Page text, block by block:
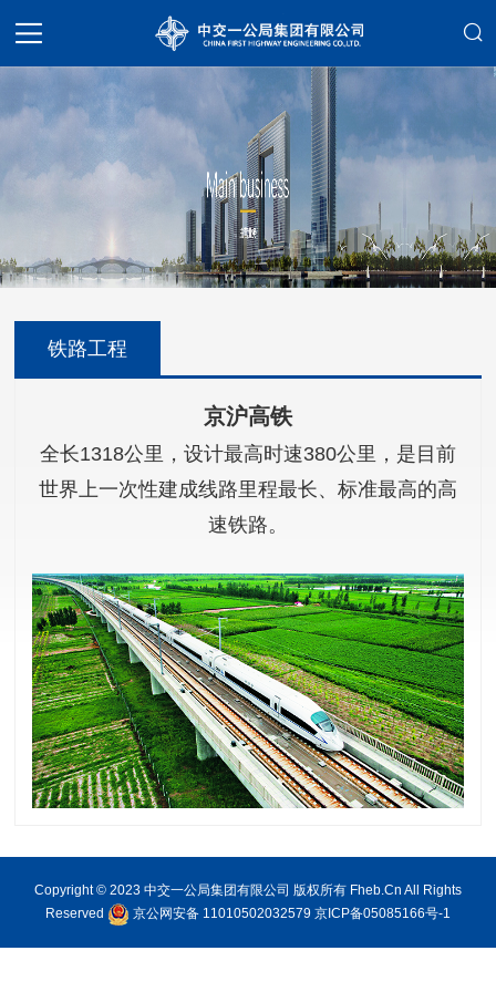
铁路工程
京沪高铁
全长1318公里，设计最高时速380公里，是目前
世界上一次性建成线路里程最长、标准最高的高
速铁路。
Copyright © 2023 中交一公局集团有限公司 版权所有 Fheb.Cn All Rights
Reserved
京公网安备 11010502032579 京ICP备05085166号-1